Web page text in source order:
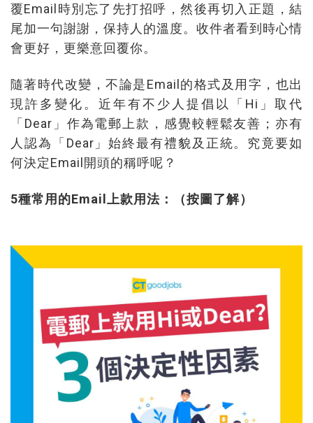
覆Email時別忘了先打招呼，然後再切入正題，結
尾加一句謝謝，保持人的溫度。收件者看到時心情
會更好，更樂意回覆你。
隨著時代改變，不論是Email的格式及用字，也出
現許多變化。近年有不少人提倡以「Hi」取代
「Dear」作為電郵上款，感覺較輕鬆友善；亦有
人認為「Dear」始終最有禮貌及正統。究竟要如
何決定Email開頭的稱呼呢？
5種常用的Email上款用法：（按圖了解）